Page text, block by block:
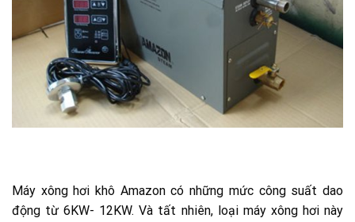
Máy xông hơi khô Amazon có những mức công suất dao
động từ 6KW- 12KW. Và tất nhiên, loại máy xông hơi này